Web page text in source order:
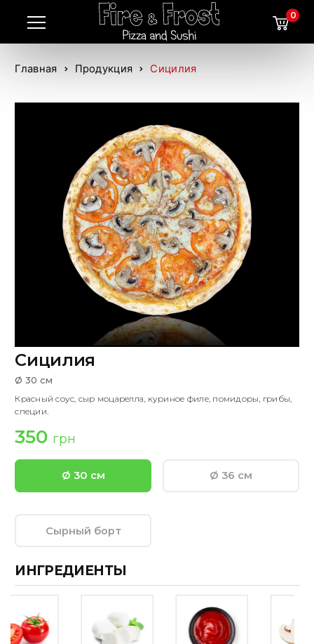
0
Главная Продукция Сицилия
Сицилия
Ø 30 см
Красный соус, сыр моцарелла, куриное филе, помидоры, грибы,
специи.
350 грн
Ø 30 см Ø 36 см
Сырный борт
ИНГРЕДИЕНТЫ